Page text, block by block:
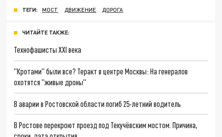
ТЕГИ: МОСТ ДВИЖЕНИЕ ДОРОГА
ЧИТАЙТЕ ТАКЖЕ:
Технофашисты XXI века
"Кротами" были все? Теракт в центре Москвы: На генералов
охотятся "живые дроны"
В аварии в Ростовской области погиб 25-летний водитель
В Ростове перекроют проезд под Текучёвским мостом. Причина,